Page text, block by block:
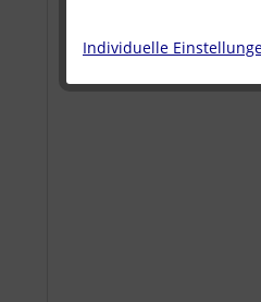
Individuelle